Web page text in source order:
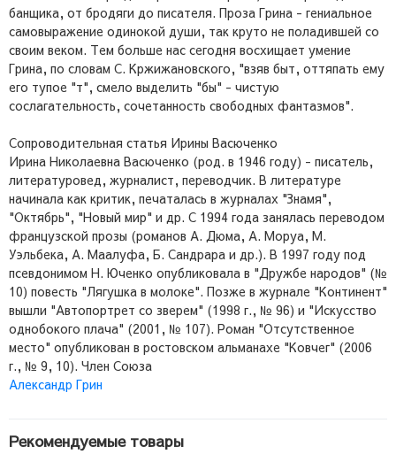
банщика, от бродяги до писателя. Проза Грина - гениальное
самовыражение одинокой души, так круто не поладившей со
своим веком. Тем больше нас сегодня восхищает умение
Грина, по словам С. Кржижановского, "взяв быт, оттяпать ему
его тупое "т", смело выделить "бы" - чистую
сослагательность, сочетанность свободных фантазмов".
Сопроводительная статья Ирины Васюченко
Ирина Николаевна Васюченко (род. в 1946 году) - писатель,
литературовед, журналист, переводчик. В литературе
начинала как критик, печаталась в журналах "Знамя",
"Октябрь", "Новый мир" и др. С 1994 года занялась переводом
французской прозы (романов А. Дюма, А. Моруа, М.
Уэльбека, А. Маалуфа, Б. Сандрара и др.). В 1997 году под
псевдонимом Н. Юченко опубликовала в "Дружбе народов" (№
10) повесть "Лягушка в молоке". Позже в журнале "Континент"
вышли "Автопортрет со зверем" (1998 г., № 96) и "Искусство
однобокого плача" (2001, № 107). Роман "Отсутственное
место" опубликован в ростовском альманахе "Ковчег" (2006
г., № 9, 10). Член Союза
Александр Грин
Рекомендуемые товары